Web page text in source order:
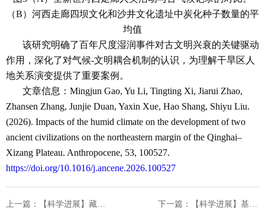
（B）河西走廊四坝文化和沙井文化遗址中炭化种子数量的平
均值
该研究明确了百年尺度湿润事件对古文明兴衰的关键驱动
作用，深化了对气候-文明耦合机制的认识，为理解干旱区人
地关系演变提供了重要案例。
文章信息：Mingjun Gao, Yu Li, Tingting Xi, Jiarui Zhao,
Zhansen Zhang, Junjie Duan, Yaxin Xue, Hao Shang, Shiyu Liu.
(2026). Impacts of the humid climate on the development of two
ancient civilizations on the northeastern margin of the Qinghai–
Xizang Plateau. Anthropocene, 53, 100527.
https://doi.org/10.1016/j.ancene.2026.100527
上一篇：【科学进展】藏彝走廊人为土壤侵蚀时空演变及其对湖泊有机碳埋藏影响研究取得重要进展 下一篇：【科学进展】基于计算机视觉清晰分离了全球原位和云砧卷云，并发现两类卷云的跨半球耦合现象